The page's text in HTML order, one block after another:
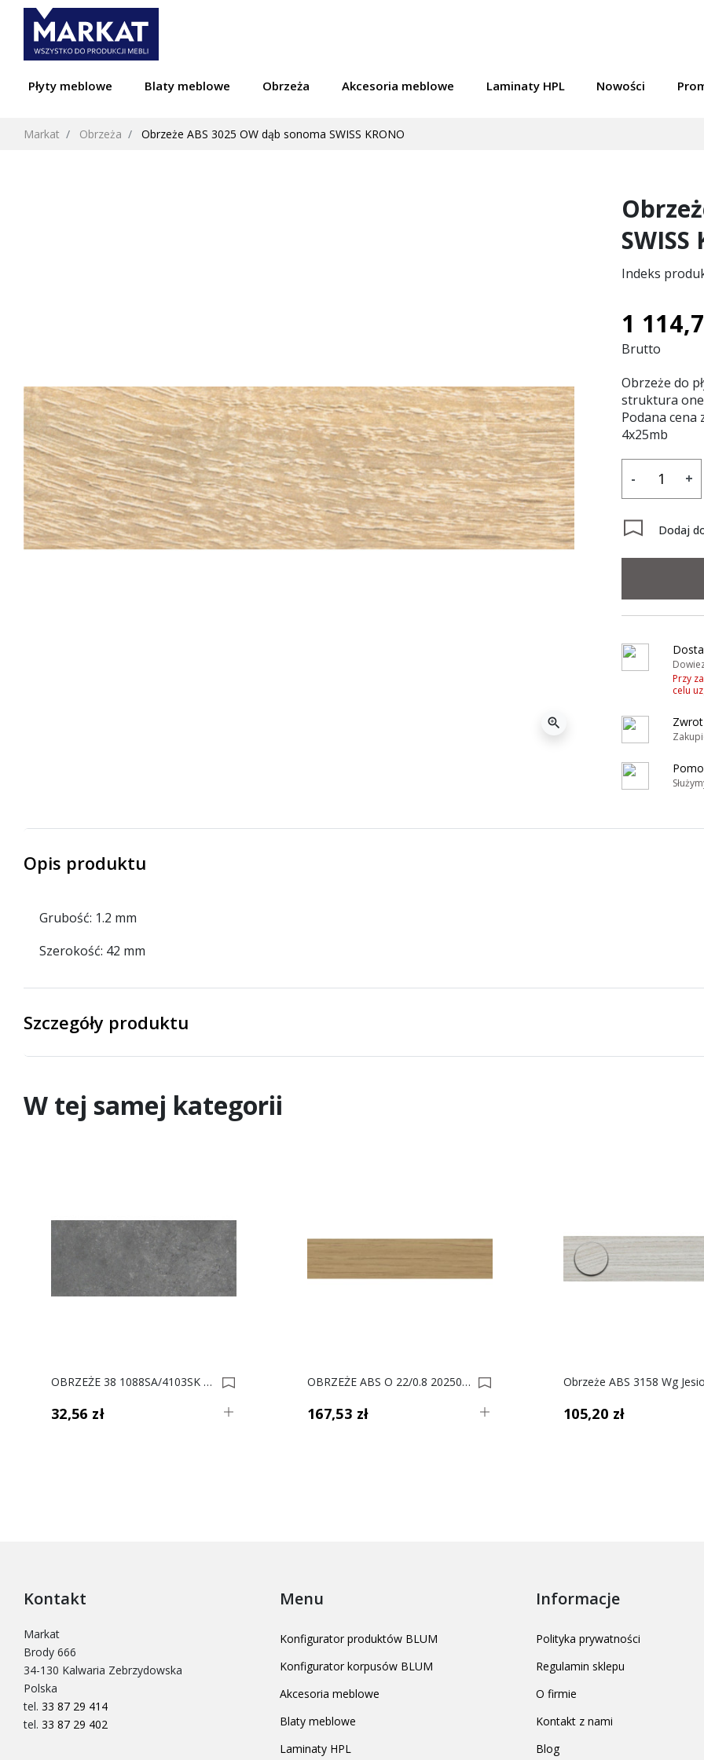
Płyty meblowe Blaty meblowe Obrzeża Akcesoria meblowe Laminaty HPL Nowości
Markat Obrzeża Obrzeże ABS 3025 OW dąb sonoma SWISS KRONO
zoom_in
SWISS
Indeks
1
Brutto
Obrzeże do
struktura
Podana cena
4x25mb
- +
Dodaj
Przy
celu
Opis produktu
Grubość: 1.2 mm
Szerokość: 42 mm
Szczegóły produktu
W tej samej kategorii
OBRZEŻE 38 1088SA/4103SK WEZUWIUSZ 1X410 0008813
32,56 zł
OBRZEŻE ABS O 22/0.8 20250 Cx 100 Mb D/new 0035648-0035680
167,53 zł 105,20 zł
Kontakt
Markat
Brody 666
34-130 Kalwaria Zebrzydowska
Polska
tel. 33 87 29 414
tel. 33 87 29 402
Menu
Konfigurator produktów BLUM
Konfigurator korpusów BLUM
Akcesoria meblowe
Blaty meblowe
Laminaty HPL
Informacje
Polityka prywatności
Regulamin sklepu
O firmie
Kontakt z nami
Blog